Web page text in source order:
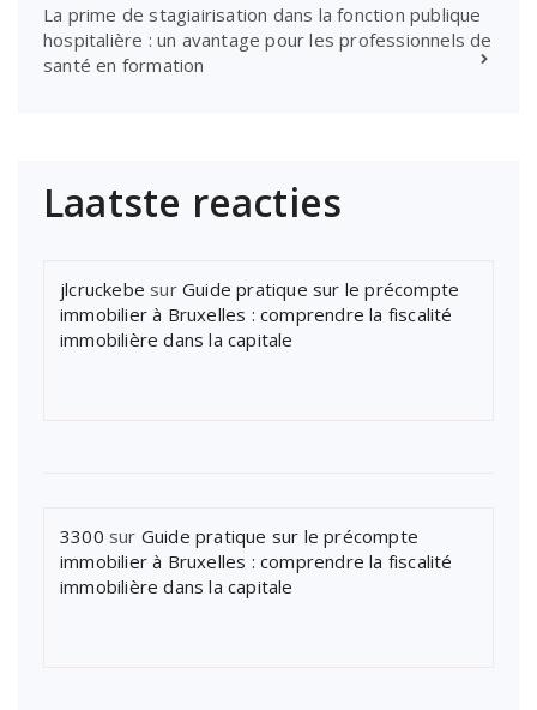
La prime de stagiairisation dans la fonction publique
hospitalière : un avantage pour les professionnels de
santé en formation
Laatste reacties
jlcruckebe sur Guide pratique sur le précompte
immobilier à Bruxelles : comprendre la fiscalité
immobilière dans la capitale
3300 sur Guide pratique sur le précompte
immobilier à Bruxelles : comprendre la fiscalité
immobilière dans la capitale